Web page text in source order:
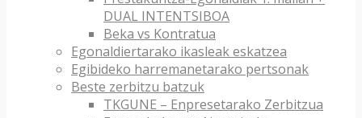
DUAL INTENTSIBOA
Beka vs Kontratua
Egonaldiertarako ikasleak eskatzea
Egibideko harremanetarako pertsonak
Beste zerbitzu batzuk
TKGUNE – Enpresetarako Zerbitzua